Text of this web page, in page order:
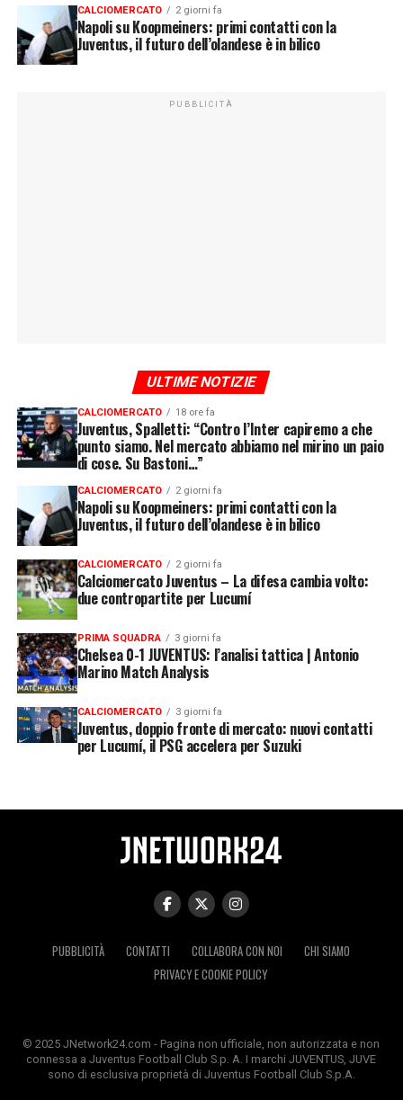
CALCIOMERCATO 2 giorni fa
Napoli su Koopmeiners: primi contatti con la
Juventus, il futuro dell’olandese è in bilico
PUBBLICITÀ
ULTIME NOTIZIE
CALCIOMERCATO 18 ore fa
Juventus, Spalletti: “Contro l’Inter capiremo a che
punto siamo. Nel mercato abbiamo nel mirino un paio
di cose. Su Bastoni…”
CALCIOMERCATO 2 giorni fa
Napoli su Koopmeiners: primi contatti con la
Juventus, il futuro dell’olandese è in bilico
CALCIOMERCATO 2 giorni fa
Calciomercato Juventus – La difesa cambia volto:
due contropartite per Lucumí
PRIMA SQUADRA 3 giorni fa
Chelsea 0-1 JUVENTUS: l’analisi tattica | Antonio
Marino Match Analysis
CALCIOMERCATO 3 giorni fa
Juventus, doppio fronte di mercato: nuovi contatti
per Lucumí, il PSG accelera per Suzuki
PUBBLICITÀ CONTATTI COLLABORA CON NOI
CHI SIAMO
PRIVACY E COOKIE POLICY
© 2025 JNetwork24.com - Pagina non ufficiale, non autorizzata e non
connessa a Juventus Football Club S.p. A. I marchi JUVENTUS, JUVE
sono di esclusiva proprietà di Juventus Football Club S.p.A.